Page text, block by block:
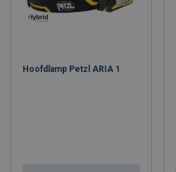
Hoofdlamp Petzl ARIA 1